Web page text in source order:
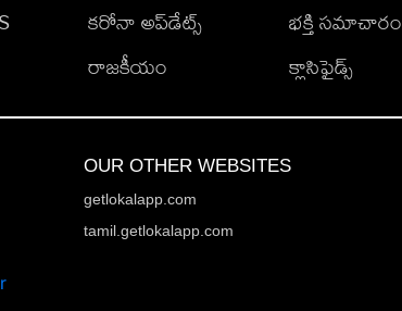
కరోనా అప్‌డేట్స్
రాజకీయం
భక్తి సమాచారం
క్లాసిఫైడ్స్
OUR OTHER WEBSITES
getlokalapp.com
tamil.getlokalapp.com